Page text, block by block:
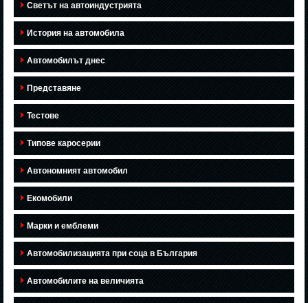
Светът на автоиндустрията
История на автомобила
Автомобилът днес
Представяне
Тестове
Типове каросерии
Автономният автомобил
Екомобили
Марки и емблеми
Автомобилизацията при соца в България
Автомобилите на величията